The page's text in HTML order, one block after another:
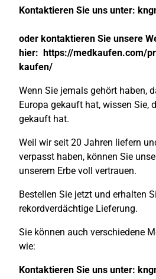
Kontaktieren Sie uns unter:
oder kontaktieren Sie unsere
hier:
https://medkaufen.com/
kaufen/
Wenn Sie jemals gehört haben,
Europa gekauft hat, wissen Sie,
gekauft hat.
Weil wir seit 20 Jahren liefern
verpasst haben, können Sie
unserem Erbe voll vertrauen.
Bestellen Sie jetzt und erhalten
rekordverdächtige Lieferung.
Sie können auch verschiedene
wie:
Kontaktieren Sie uns unter: